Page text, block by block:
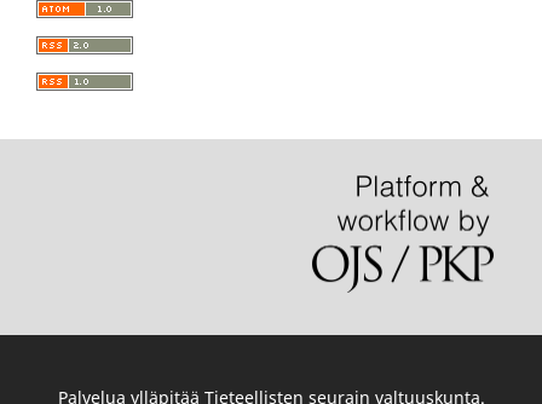
Palvelua ylläpitää Tieteellisten seurain valtuuskunta.